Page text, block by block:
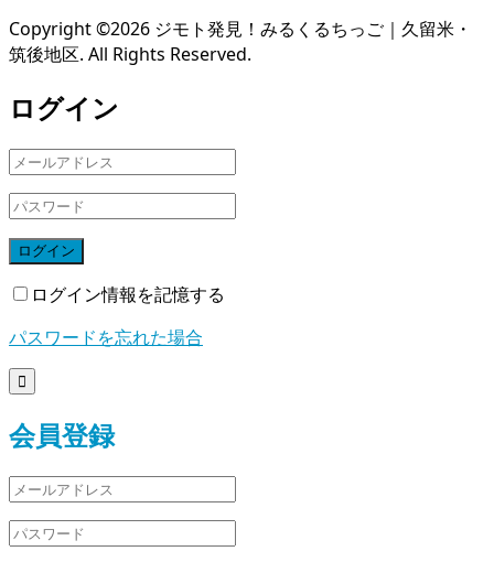
Copyright ©2026 ジモト発見！みるくるちっご｜久留米・
筑後地区. All Rights Reserved.
ログイン
ログイン
ログイン情報を記憶する
パスワードを忘れた場合

会員登録